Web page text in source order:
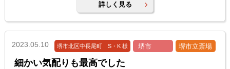
詳しく見る
2023.05.10 堺市北区中長尾町 S・K 様 堺市 堺市立斎場
細かい気配りも最高でした